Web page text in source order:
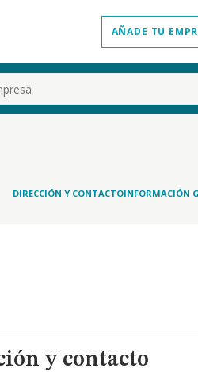
AÑADE TU
DIRECCIÓN Y CONTACTOINFORMACIÓN
y contacto